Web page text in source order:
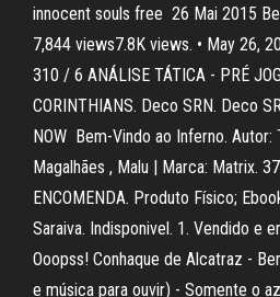
innocent souls free 26 Mai 2015
7,844 views7.8K views. • May 26,
310 / 6 ANÁLISE TÁTICA - PRÉ
CORINTHIANS. Deco SRN. Deco
NOW Bem-Vindo ao Inferno. Autor:
Magalhães , Malu | Marca: Matrix.
ENCOMENDA. Produto Físico;
Saraiva. Indisponivel. 1. Vendido e
Ooopss! Conhaque de Alcatraz -
e música para ouvir) - Somente o